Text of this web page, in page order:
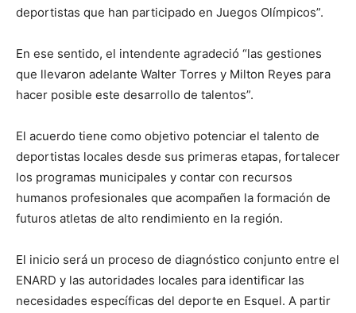
deportistas que han participado en Juegos Olímpicos”.
En ese sentido, el intendente agradeció “las gestiones
que llevaron adelante Walter Torres y Milton Reyes para
hacer posible este desarrollo de talentos”.
El acuerdo tiene como objetivo potenciar el talento de
deportistas locales desde sus primeras etapas, fortalecer
los programas municipales y contar con recursos
humanos profesionales que acompañen la formación de
futuros atletas de alto rendimiento en la región.
El inicio será un proceso de diagnóstico conjunto entre el
ENARD y las autoridades locales para identificar las
necesidades específicas del deporte en Esquel. A partir